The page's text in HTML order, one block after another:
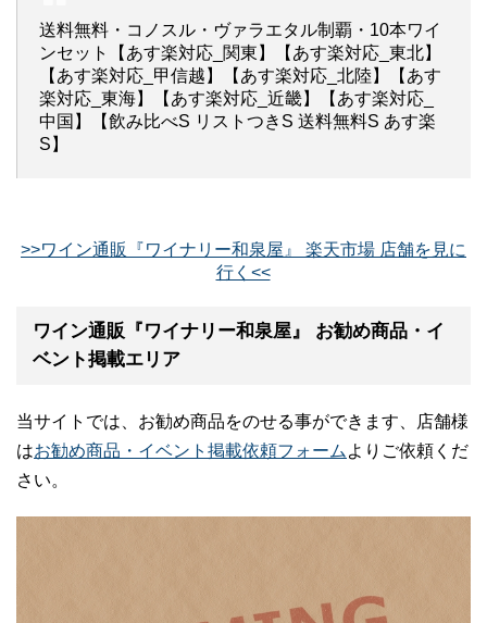
送料無料・コノスル・ヴァラエタル制覇・10本ワイ
ンセット【あす楽対応_関東】【あす楽対応_東北】
【あす楽対応_甲信越】【あす楽対応_北陸】【あす
楽対応_東海】【あす楽対応_近畿】【あす楽対応_
中国】【飲み比べS リストつきS 送料無料S あす楽
S】
>>ワイン通販『ワイナリー和泉屋』 楽天市場 店舗を見に
行く<<
ワイン通販『ワイナリー和泉屋』 お勧め商品・イ
ベント掲載エリア
当サイトでは、お勧め商品をのせる事ができます、店舗様
はお勧め商品・イベント掲載依頼フォーム よりご依頼くだ
さい。